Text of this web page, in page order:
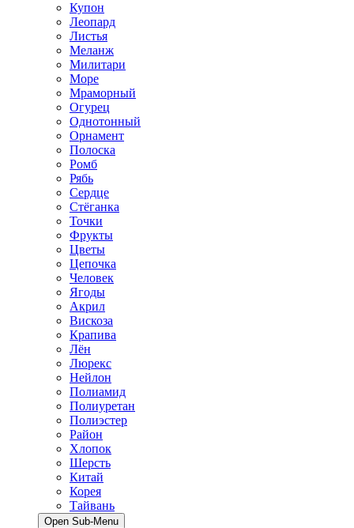
Купон
Леопард
Листья
Меланж
Милитари
Море
Мраморный
Огурец
Однотонный
Орнамент
Полоска
Ромб
Рябь
Сердце
Стёганка
Точки
Фрукты
Цветы
Цепочка
Человек
Ягоды
Акрил
Вискоза
Крапива
Лён
Люрекс
Нейлон
Полиамид
Полиуретан
Полиэстер
Район
Хлопок
Шерсть
Китай
Корея
Тайвань
Open Sub-Menu